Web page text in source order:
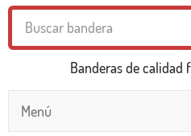
Banderas de calidad
Menú